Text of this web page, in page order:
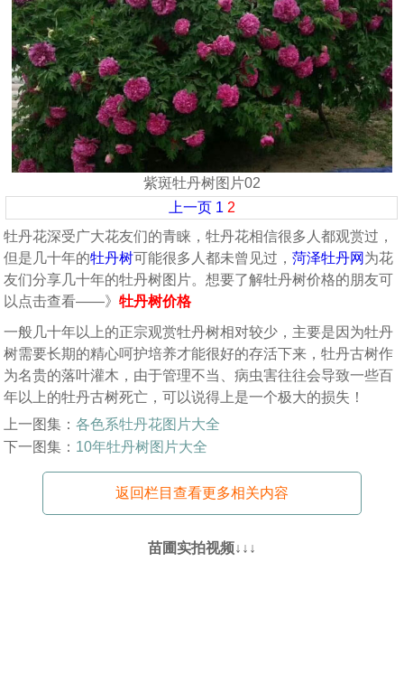
紫斑牡丹树图片02
上一页 1 2
牡丹花深受广大花友们的青睐，牡丹花相信很多人都观赏过，
但是几十年的牡丹树可能很多人都未曾见过，菏泽牡丹网 为花
友们分享几十年的牡丹树图片。想要了解牡丹树价格的朋友可
以点击查看——》牡丹树价格
一般几十年以上的正宗观赏牡丹树相对较少，主要是因为牡丹
树需要长期的精心呵护培养才能很好的存活下来，牡丹古树作
为名贵的落叶灌木，由于管理不当、病虫害往往会导致一些百
年以上的牡丹古树死亡，可以说得上是一个极大的损失！
上一图集：各色系牡丹花图片大全
下一图集： 10年牡丹树图片大全
返回栏目查看更多相关内容
苗圃实拍视频↓↓↓